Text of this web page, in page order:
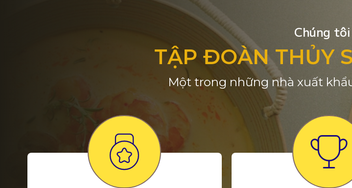
Chúng
TẬP ĐOÀN THỦY
Một trong những nhà xuất